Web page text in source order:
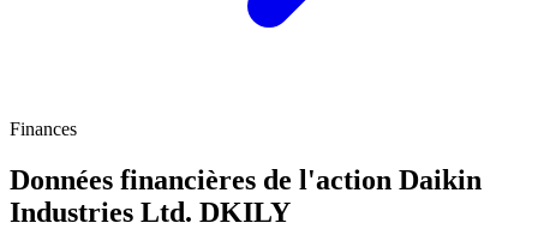
Finances
Données financières de l'action Daikin
Industries Ltd. DKILY